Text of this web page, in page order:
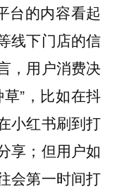
台的内容看起
线下门店的信
，用户消费决
”，比如在抖
小红书刷到打
享；但用户如
会第一时间打